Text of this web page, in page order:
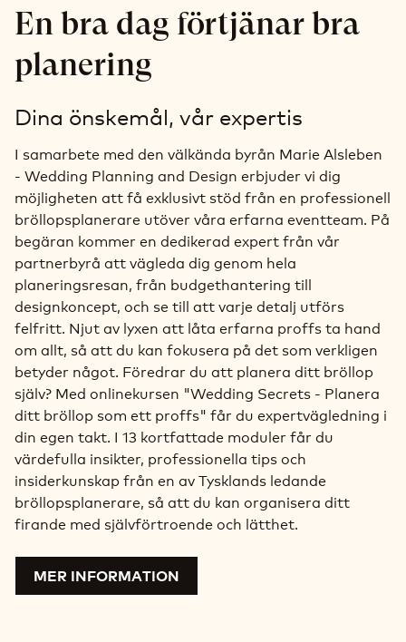
En bra dag förtjänar bra
planering
Dina önskemål, vår expertis
I samarbete med den välkända byrån Marie Alsleben
- Wedding Planning and Design erbjuder vi dig
möjligheten att få exklusivt stöd från en professionell
bröllopsplanerare utöver våra erfarna eventteam. På
begäran kommer en dedikerad expert från vår
partnerbyrå att vägleda dig genom hela
planeringsresan, från budgethantering till
designkoncept, och se till att varje detalj utförs
felfritt. Njut av lyxen att låta erfarna proffs ta hand
om allt, så att du kan fokusera på det som verkligen
betyder något. Föredrar du att planera ditt bröllop
själv? Med onlinekursen "Wedding Secrets - Planera
ditt bröllop som ett proffs" får du expertvägledning i
din egen takt. I 13 kortfattade moduler får du
värdefulla insikter, professionella tips och
insiderkunskap från en av Tysklands ledande
bröllopsplanerare, så att du kan organisera ditt
firande med självförtroende och lätthet.
MER INFORMATION